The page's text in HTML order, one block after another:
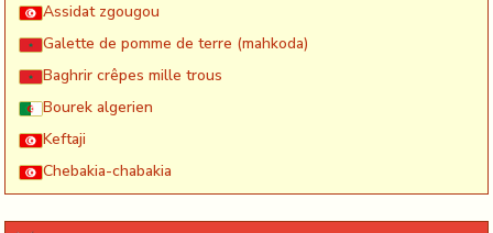
Assidat zgougou
Galette de pomme de terre (mahkoda)
Baghrir crêpes mille trous
Bourek algerien
Keftaji
Chebakia-chabakia